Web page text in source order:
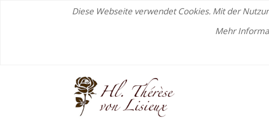
Diese Webseite verwendet Cookies. Mit der
Mehr